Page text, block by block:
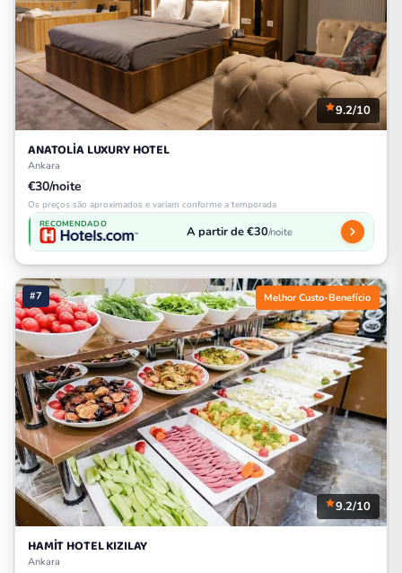
9.2/10
ANATOLİA LUXURY HOTEL
Ankara
€30/noite
Os preços são aproximados e variam conforme a temporada
RECOMENDADO A partir de €30/noite
#7 Melhor Custo-Benefício
9.2/10
HAMİT HOTEL KIZILAY
Ankara